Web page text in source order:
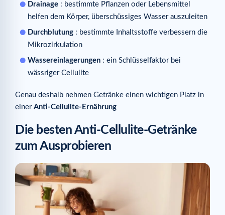
Drainage : bestimmte Pflanzen oder Lebensmittel
helfen dem Körper, überschüssiges Wasser auszuleiten
Durchblutung : bestimmte Inhaltsstoffe verbessern die
Mikrozirkulation
Wassereinlagerungen : ein Schlüsselfaktor bei
wässriger Cellulite
Genau deshalb nehmen Getränke einen wichtigen Platz in
einer Anti-Cellulite-Ernährung
Die besten Anti-Cellulite-Getränke
zum Ausprobieren